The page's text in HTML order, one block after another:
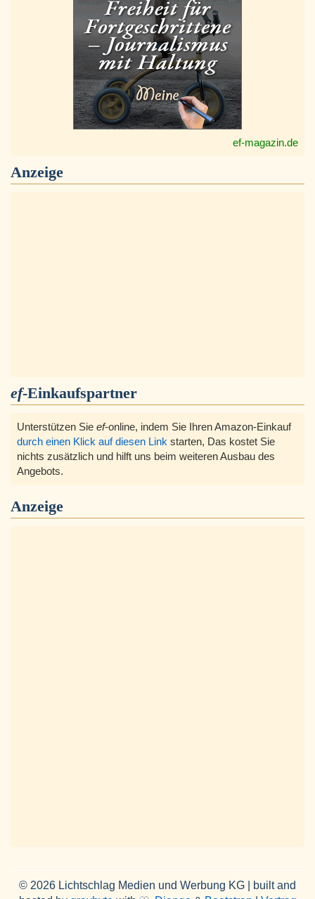
ef-magazin.de
Anzeige
ef-Einkaufspartner
Unterstützen Sie ef-online, indem Sie Ihren Amazon-Einkauf
durch einen Klick auf diesen Link starten, Das kostet Sie
nichts zusätzlich und hilft uns beim weiteren Ausbau des
Angebots.
Anzeige
© 2026 Lichtschlag Medien und Werbung KG | built and